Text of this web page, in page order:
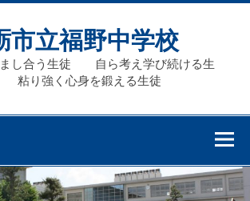
市立福野中学校
まし合う生徒 自ら考え学び続ける生
り強く心身を鍛える生徒